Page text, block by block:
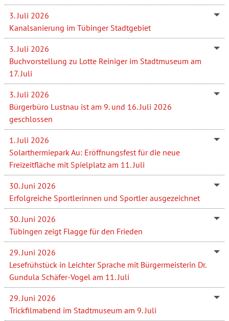
3. Juli 2026
Kanalsanierung im Tübinger Stadtgebiet
3. Juli 2026
Buchvorstellung zu Lotte Reiniger im Stadtmuseum am
17. Juli
3. Juli 2026
Bürgerbüro Lustnau ist am 9. und 16. Juli 2026
geschlossen
1. Juli 2026
Solarthermiepark Au: Eröffnungsfest für die neue
Freizeitfläche mit Spielplatz am 11. Juli
30. Juni 2026
Erfolgreiche Sportlerinnen und Sportler ausgezeichnet
30. Juni 2026
Tübingen zeigt Flagge für den Frieden
29. Juni 2026
Lesefrühstück in Leichter Sprache mit Bürgermeisterin Dr.
Gundula Schäfer-Vogel am 11. Juli
29. Juni 2026
Trickfilmabend im Stadtmuseum am 9. Juli